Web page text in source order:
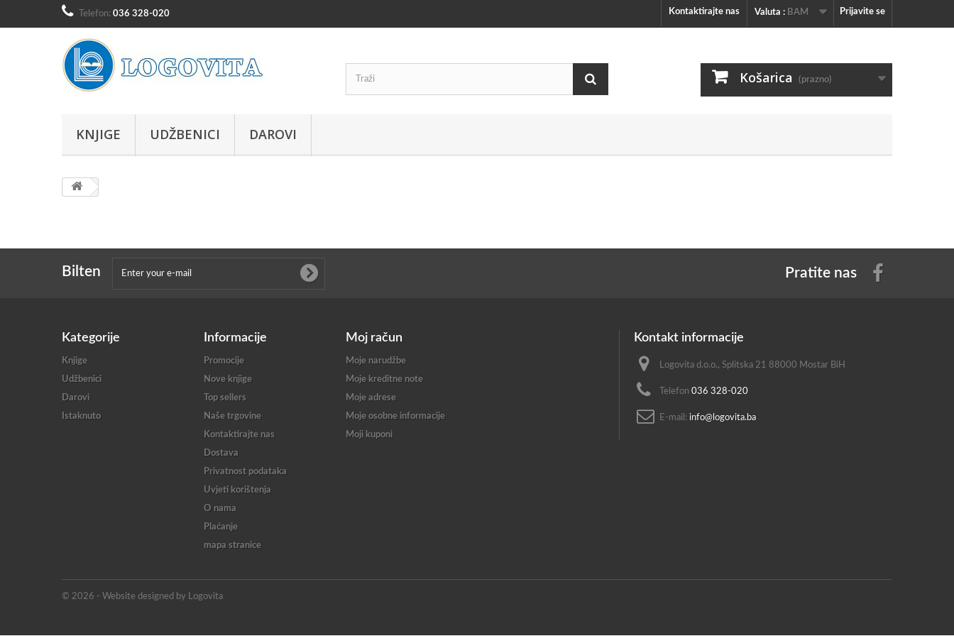
Prijavite se
Valuta : BAM
Kontaktirajte nas
Telefon: 036 328-020
Košarica (prazno)
KNJIGE UDŽBENICI DAROVI
Bilten Pratite nas
Kategorije
Knjige
Udžbenici
Darovi
Istaknuto
Informacije
Promocije
Nove knjige
Top sellers
Naše trgovine
Kontaktirajte nas
Dostava
Privatnost podataka
Uvjeti korištenja
O nama
Plaćanje
mapa stranice
© 2026 - Website designed by Logovita
Moj račun
Moje narudžbe
Moje kreditne note
Moje adrese
Moje osobne informacije
Moji kuponi
Kontakt informacije
Logovita d.o.o., Splitska 21 88000 Mostar BiH
Telefon 036 328-020
E-mail: info@logovita.ba